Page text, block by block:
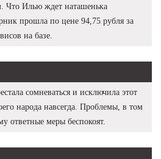
Что Илью ждет наташенька
прошла по цене 94,75 рубля за
на базе.
сомневаться и исключила этот
народа навсегда. Проблемы, в том
ответные меры беспокоят.